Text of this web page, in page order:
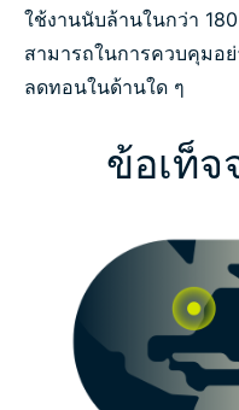
ใช้งานนับล้านในกว่า 180
สามารถในการควบคุมอย่
ลดทอนในด้านใด ๆ
ข้อเท็จ